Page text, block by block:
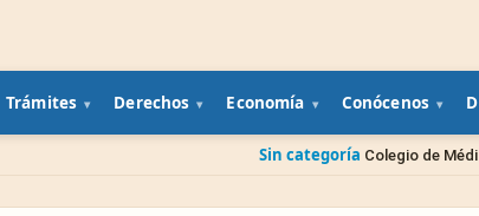
Trámites Derechos Economía Conócenos
Colegio de Médicos Veterinarios